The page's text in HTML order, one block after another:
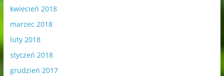
kwiecień 2018
marzec 2018
luty 2018
styczeń 2018
grudzień 2017